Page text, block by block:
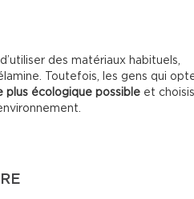
des matériaux habituels,
Toutefois, les gens qui
plus écologique possible et